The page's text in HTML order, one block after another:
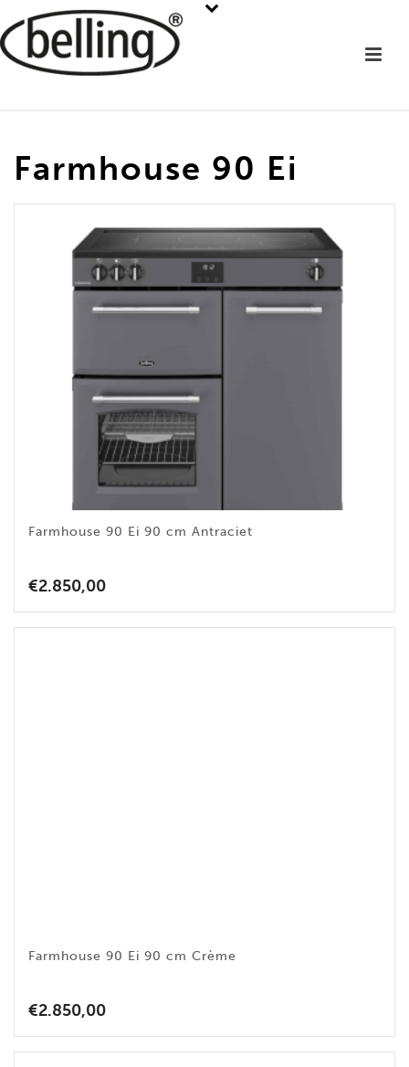
Farmhouse 90 Ei
Farmhouse 90 Ei 90 cm Antraciet
€2.850,00
Farmhouse 90 Ei 90 cm Crème
€2.850,00